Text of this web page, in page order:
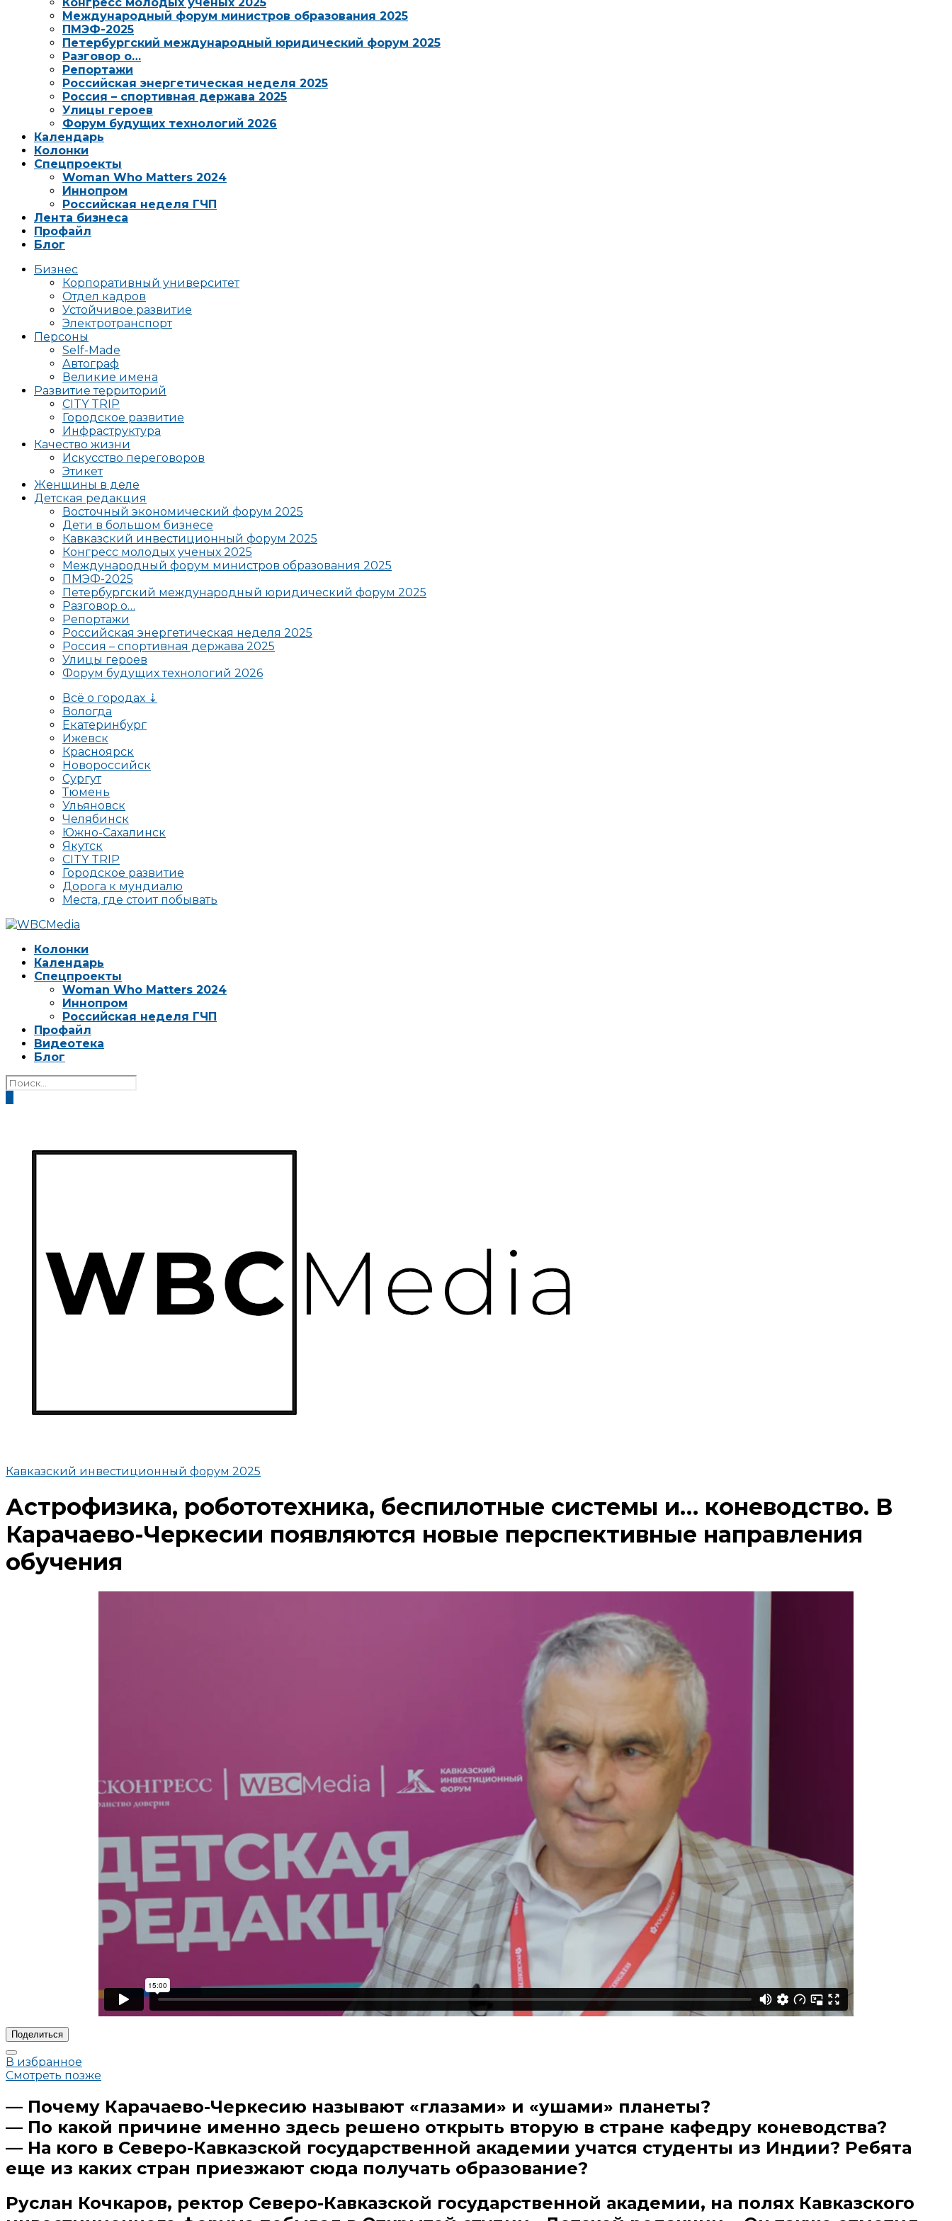
Международный форум министров образования 2025
ПМЭФ-2025
Петербургский международный юридический форум 2025
Разговор о…
Репортажи
Российская энергетическая неделя 2025
Россия – спортивная держава 2025
Улицы героев
Форум будущих технологий 2026
Календарь
Колонки
Спецпроекты
Woman Who Matters 2024
Иннопром
Российская неделя ГЧП
Лента бизнеса
Профайл
Блог
Бизнес
Корпоративный университет
Отдел кадров
Устойчивое развитие
Электротранспорт
Персоны
Self-Made
Автограф
Великие имена
Развитие территорий
CITY TRIP
Городское развитие
Инфраструктура
Качество жизни
Искусство переговоров
Этикет
Женщины в деле
Детская редакция
Восточный экономический форум 2025
Дети в большом бизнесе
Кавказский инвестиционный форум 2025
Конгресс молодых ученых 2025
Международный форум министров образования 2025
ПМЭФ-2025
Петербургский международный юридический форум 2025
Разговор о…
Репортажи
Российская энергетическая неделя 2025
Россия – спортивная держава 2025
Улицы героев
Форум будущих технологий 2026
Всё о городах ⇣
Вологда
Екатеринбург
Ижевск
Красноярск
Новороссийск
Сургут
Тюмень
Ульяновск
Челябинск
Южно-Сахалинск
Якутск
CITY TRIP
Городское развитие
Дорога к мундиалю
Места, где стоит побывать
Колонки
Календарь
Спецпроекты
Woman Who Matters 2024
Иннопром
Российская неделя ГЧП
Профайл
Видеотека
Блог
Кавказский инвестиционный форум 2025
Астрофизика, робототехника, беспилотные системы и… коневодство. В
Карачаево-Черкесии появляются новые перспективные направления
обучения
Поделиться
В избранное
Смотреть позже
— Почему Карачаево-Черкесию называют «глазами» и «ушами» планеты?
— По какой причине именно здесь решено открыть вторую в стране кафедру коневодства?
— На кого в Северо-Кавказской государственной академии учатся студенты из Индии? Ребята
еще из каких стран приезжают сюда получать образование?
Руслан Кочкаров, ректор Северо-Кавказской государственной академии, на полях Кавказского